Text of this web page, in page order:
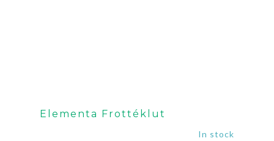
Elementa Frottéklut
In stock